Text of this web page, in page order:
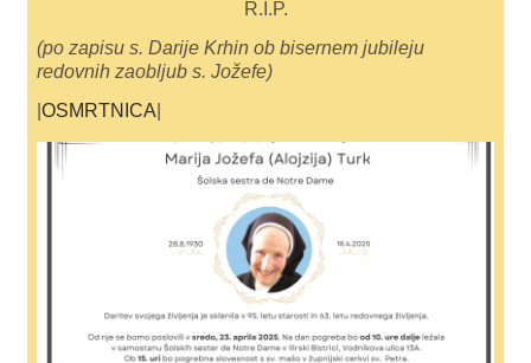
R.I.P.
(po zapisu s. Darije Krhin ob bisernem jubileju
redovnih zaobljub s. Jožefe)
OSMRTNICA